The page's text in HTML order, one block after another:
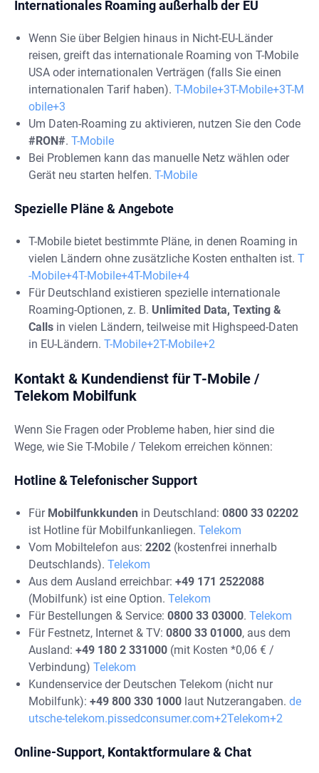
Internationales Roaming außerhalb der EU
Wenn Sie über Belgien hinaus in Nicht-EU-Länder
reisen, greift das internationale Roaming von T-Mobile
USA oder internationalen Verträgen (falls Sie einen
internationalen Tarif haben). T-Mobile+3T-Mobile+3T-M
obile+3
Um Daten-Roaming zu aktivieren, nutzen Sie den Code
#RON#. T-Mobile
Bei Problemen kann das manuelle Netz wählen oder
Gerät neu starten helfen. T-Mobile
Spezielle Pläne & Angebote
T-Mobile bietet bestimmte Pläne, in denen Roaming in
vielen Ländern ohne zusätzliche Kosten enthalten ist. T
-Mobile+4T-Mobile+4T-Mobile+4
Für Deutschland existieren spezielle internationale
Roaming-Optionen, z. B. Unlimited Data, Texting &
Calls in vielen Ländern, teilweise mit Highspeed-Daten
in EU-Ländern. T-Mobile+2T-Mobile+2
Kontakt & Kundendienst für T‐Mobile /
Telekom Mobilfunk
Wenn Sie Fragen oder Probleme haben, hier sind die
Wege, wie Sie T-Mobile / Telekom erreichen können:
Hotline & Telefonischer Support
Für Mobilfunkkunden in Deutschland: 0800 33 02202
ist Hotline für Mobilfunkanliegen. Telekom
Vom Mobiltelefon aus: 2202 (kostenfrei innerhalb
Deutschlands). Telekom
Aus dem Ausland erreichbar: +49 171 2522088
(Mobilfunk) ist eine Option. Telekom
Für Bestellungen & Service: 0800 33 03000. Telekom
Für Festnetz, Internet & TV: 0800 33 01000, aus dem
Ausland: +49 180 2 331000 (mit Kosten *0,06 € /
Verbindung) Telekom
Kundenservice der Deutschen Telekom (nicht nur
Mobilfunk): +49 800 330 1000 laut Nutzerangaben. de
utsche-telekom.pissedconsumer.com+2Telekom+2
Online-Support, Kontaktformulare & Chat